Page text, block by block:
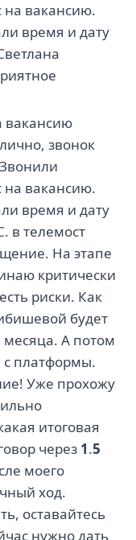
на вакансию.
время и дату
вакансию
звонок
на вакансию.
время и дату
в телемост
На этапе
критически
риски. Как
будет
месяца. А потом
с платформы.
Уже прохожу
итоговая
через 1.5
моего
ход.
оставайтесь
нужно дать